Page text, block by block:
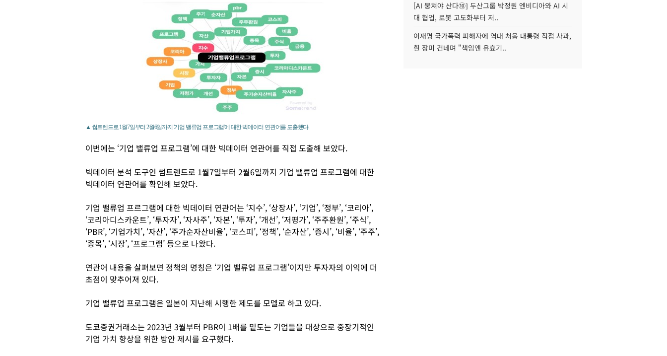
▲ 썸트렌드로 1월7일부터 2월6일까지 '기업 밸류업 프로그램'에 대한 빅데이터 연관어를 도출했다.
이번에는 ‘기업 밸류업 프로그램’에 대한 빅데이터 연관어를 직접 도출해 보았다.
빅데이터 분석 도구인 썸트렌드로 1월7일부터 2월6일까지 기업 밸류업 프로그램에 대한
빅데이터 연관어를 확인해 보았다.
기업 밸류업 프르그램에 대한 빅데이터 연관어는 ‘지수’, ‘상장사’, ‘기업’, ‘정부’, ‘코리아’,
‘코리아디스카운트’, ‘투자자’, ‘자사주’, ‘자본’, ‘투자’, ‘개선’, ‘저평가’, ‘주주환원’, ‘주식’,
‘PBR’, ‘기업가치’, ‘자산’, ‘주가순자산비율’, ‘코스피’, ‘정책’, ‘순자산’, ‘증시’, ‘비율’, ‘주주’,
‘종목’, ‘시장’, ‘프로그램’ 등으로 나왔다.
연관어 내용을 살펴보면 정책의 명칭은 ‘기업 밸류업 프로그램’이지만 투자자의 이익에 더
초점이 맞추어져 있다.
기업 밸류업 프로그램은 일본이 지난해 시행한 제도를 모델로 하고 있다.
도쿄증권거래소는 2023년 3월부터 PBR이 1배를 밑도는 기업들을 대상으로 중장기적인
기업 가치 향상을 위한 방안 제시를 요구했다.
[AI 뭉쳐야 산다⑩] 두산그룹 박정원 엔비디아와 AI 시
대 협업, 로봇 고도화부터 저..
이재명 국가폭력 피해자에 역대 처음 대통령 직접 사과,
흰 장미 건네며 "책임엔 유효기..